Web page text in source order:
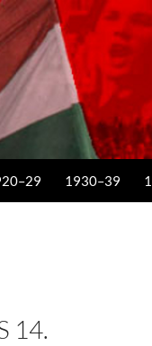
1930–39
14.